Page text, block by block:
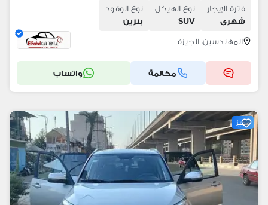
فترة الإيجار
شهرى
نوع الهيكل
SUV
نوع الوقود
بنزين
المهندسين، الجيزة
مكالمة واتساب
مميز